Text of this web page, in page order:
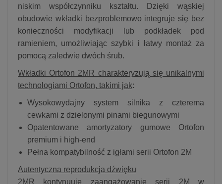
niskim współczynniku kształtu. Dzięki wąskiej
obudowie wkładki bezproblemowo integruje się bez
konieczności modyfikacji lub podkładek pod
ramieniem, umożliwiając szybki i łatwy montaż za
pomocą zaledwie dwóch śrub.
Wkładki Ortofon 2MR charakteryzują się unikalnymi
technologiami Ortofon, takimi jak:
Wysokowydajny system silnika z czterema
cewkami z dzielonymi pinami biegunowymi
Opatentowane amortyzatory gumowe Ortofon
premium i high-end
Pełna kompatybilność z igłami serii Ortofon 2M
Autentyczna reprodukcja dźwięku
2MR kontynuuje zaangażowanie serii 2M w